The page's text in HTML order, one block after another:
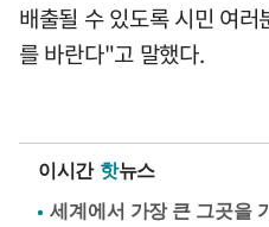
배출될 수 있도록 시민 여
를 바란다"고 말했다.
이시간 핫뉴스